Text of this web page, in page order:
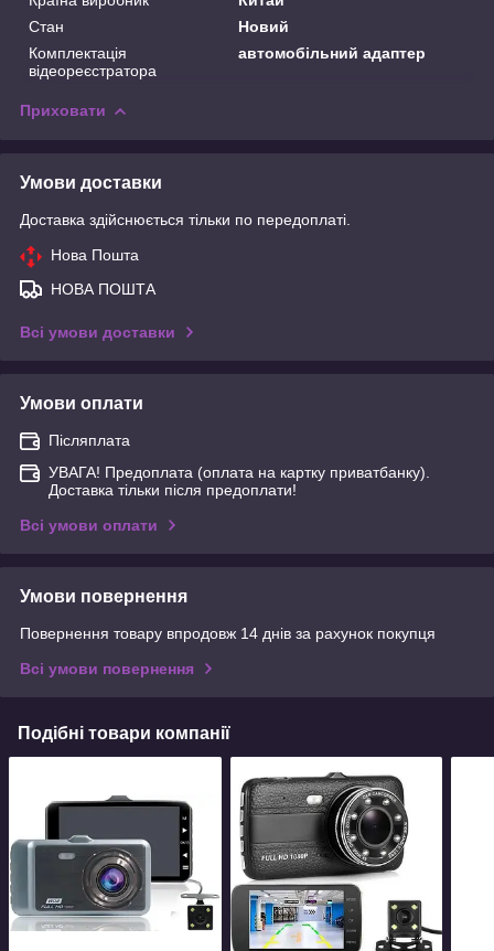
Стан
Новий
Комплектація
відеореєстратора
автомобільний адаптер
Приховати
Умови доставки
Доставка здійснюється тільки по передоплаті.
Нова Пошта
НОВА ПОШТА
Всі умови доставки
Умови оплати
Післяплата
УВАГА! Предоплата (оплата на картку приватбанку).
Доставка тільки після предоплати!
Всі умови оплати
Умови повернення
Повернення товару впродовж 14 днів за рахунок покупця
Всі умови повернення
Подібні товари компанії